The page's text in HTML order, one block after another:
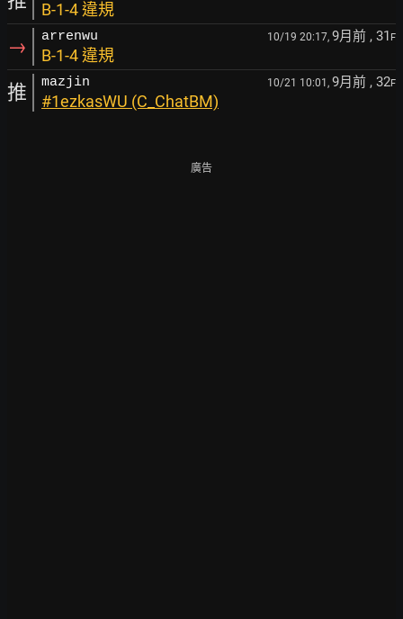
B-1-4 違規
→ arrenwu 10/19 20:17, 9月前 , 31 F
B-1-4 違規
推 mazjin 10/21 10:01, 9月前 , 32F
#1ezkasWU (C_ChatBM)
廣告